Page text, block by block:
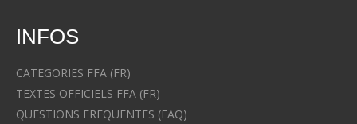
INFOS
CATEGORIES FFA (FR)
TEXTES OFFICIELS FFA (FR)
QUESTIONS FREQUENTES (FAQ)